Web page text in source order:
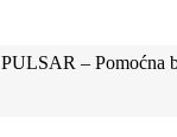
PULSAR – Pomoćna